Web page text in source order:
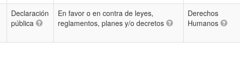
Declaración
pública
En favor o en contra de leyes,
reglamentos, planes y/o decretos
Derechos
Humanos